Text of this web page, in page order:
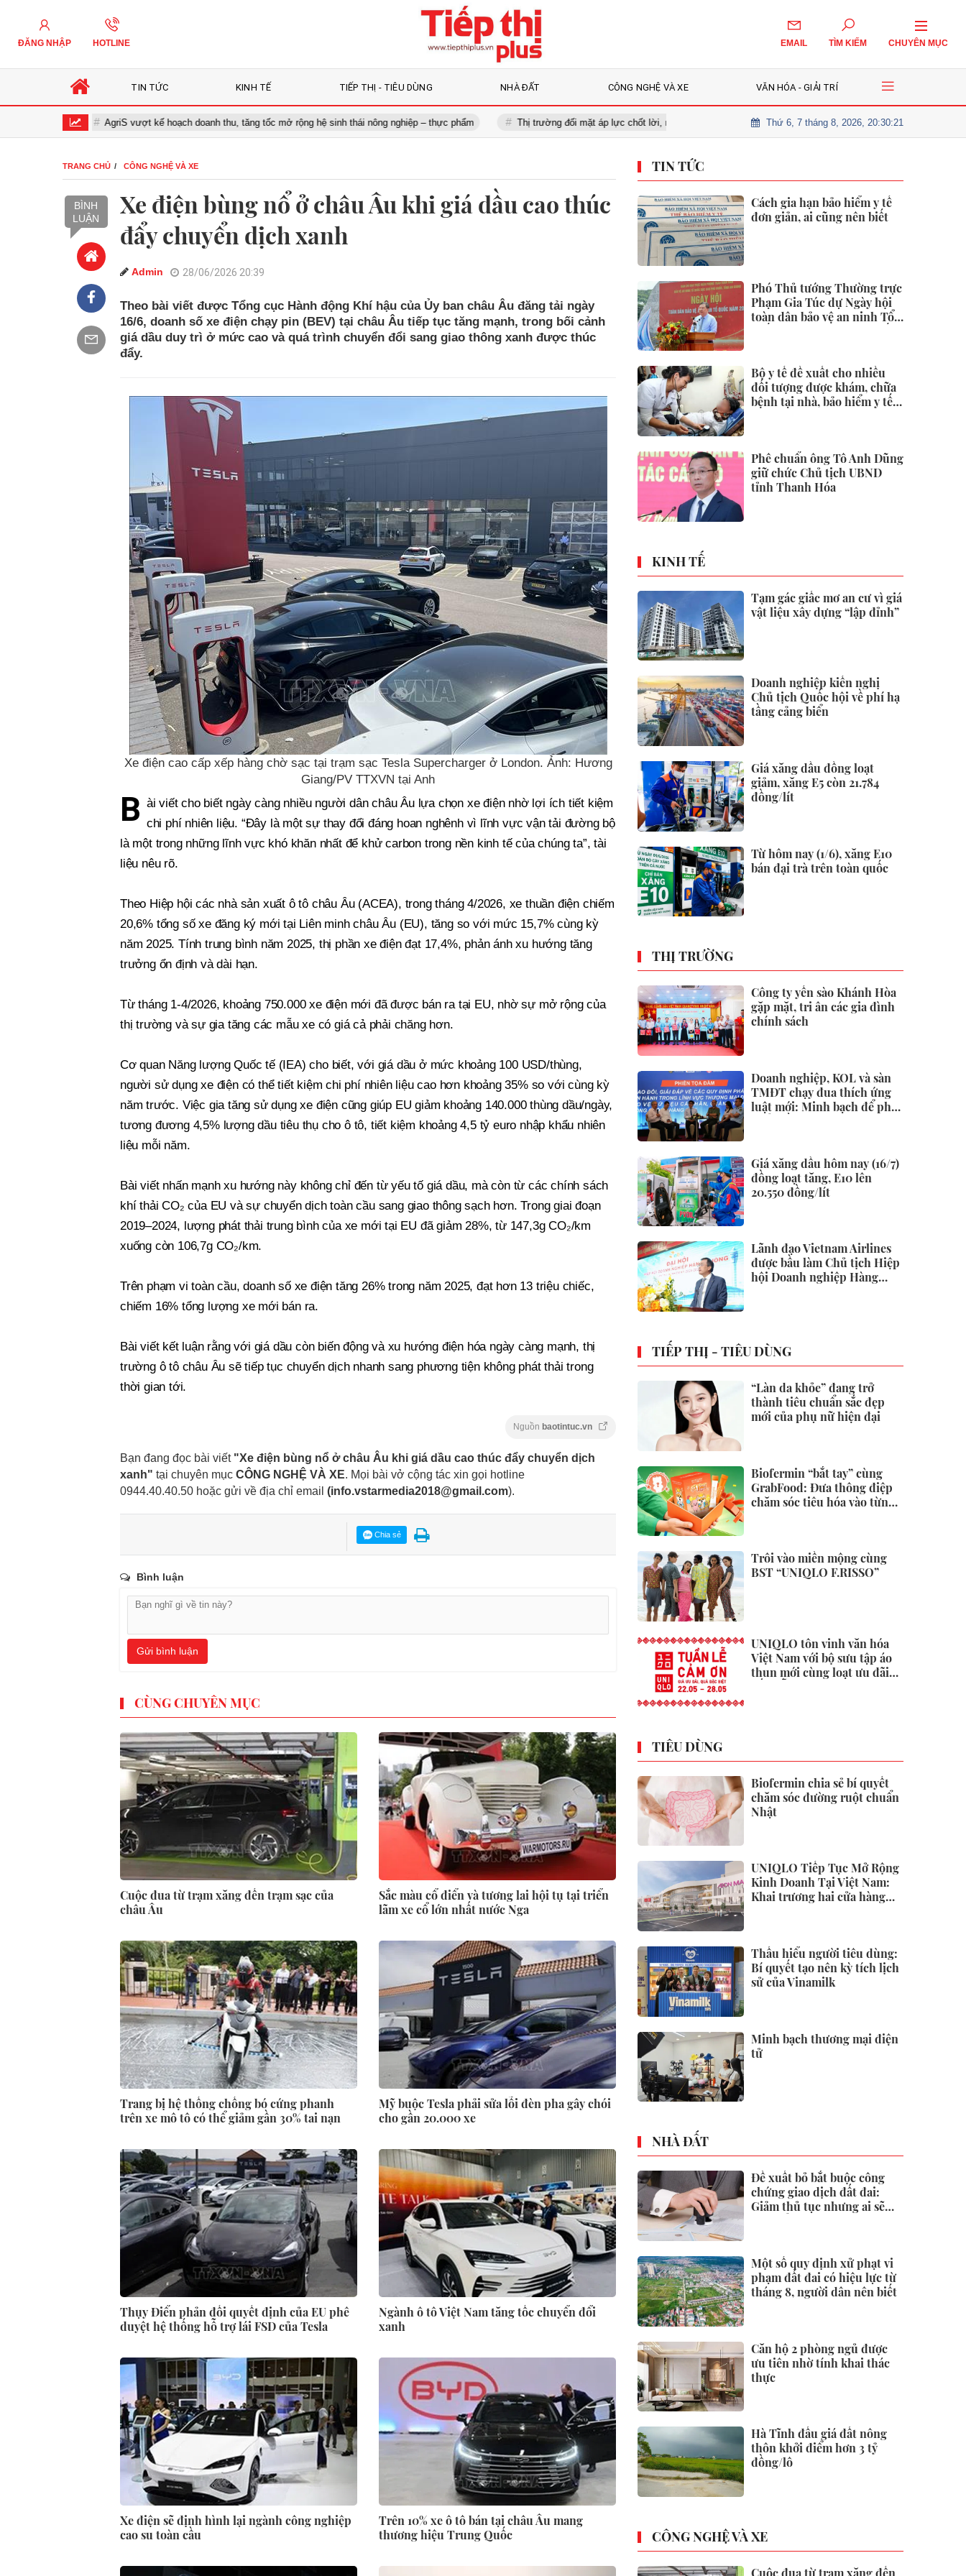
ĐĂNG NHẬP HOTLINE EMAIL TÌM KIẾM CHUYÊN MỤC
TIN TỨC KINH TẾ TIẾP THỊ - TIÊU DÙNG NHÀ ĐẤT CÔNG NGHỆ VÀ XE VĂN HÓA - GIẢI TRÍ
AgriS vượt kế hoạch doanh thu, tăng tốc mở rộng hệ sinh thái nông nghiệp – thực phẩm Thị trường đối mặt áp lực chốt lời, nên chờ nhịp điều chỉnh để giải ngân? Cô gái 26 tuổi tử vong vì nốt
Thứ 6, 7 tháng 8, 2026, 20:30:23
TRANG CHỦ CÔNG NGHỆ VÀ XE
BÌNH
LUẬN
Xe điện bùng nổ ở châu Âu khi giá dầu cao thúc
đẩy chuyển dịch xanh
Admin 28/06/2026 20:39
Theo bài viết được Tổng cục Hành động Khí hậu của Ủy ban châu Âu đăng tải ngày
16/6, doanh số xe điện chạy pin (BEV) tại châu Âu tiếp tục tăng mạnh, trong bối cảnh
giá dầu duy trì ở mức cao và quá trình chuyển đổi sang giao thông xanh được thúc
đẩy.
Xe điện cao cấp xếp hàng chờ sạc tại trạm sạc Tesla Supercharger ở London. Ảnh: Hương
Giang/PV TTXVN tại Anh
B ài viết cho biết ngày càng nhiều người dân châu Âu lựa chọn xe điện nhờ lợi ích tiết kiệm
chi phí nhiên liệu. “Đây là một sự thay đổi đáng hoan nghênh vì lĩnh vực vận tải đường bộ
là một trong những lĩnh vực khó khăn nhất để khử carbon trong nền kinh tế của chúng ta”, tài
liệu nêu rõ.
Theo Hiệp hội các nhà sản xuất ô tô châu Âu (ACEA), trong tháng 4/2026, xe thuần điện chiếm
20,6% tổng số xe đăng ký mới tại Liên minh châu Âu (EU), tăng so với mức 15,7% cùng kỳ
năm 2025. Tính trung bình năm 2025, thị phần xe điện đạt 17,4%, phản ánh xu hướng tăng
trưởng ổn định và dài hạn.
Từ tháng 1-4/2026, khoảng 750.000 xe điện mới đã được bán ra tại EU, nhờ sự mở rộng của
thị trường và sự gia tăng các mẫu xe có giá cả phải chăng hơn.
Cơ quan Năng lượng Quốc tế (IEA) cho biết, với giá dầu ở mức khoảng 100 USD/thùng,
người sử dụng xe điện có thể tiết kiệm chi phí nhiên liệu cao hơn khoảng 35% so với cùng kỳ
năm trước. Việc gia tăng sử dụng xe điện cũng giúp EU giảm khoảng 140.000 thùng dầu/ngày,
tương đương 4,5% lượng dầu tiêu thụ cho ô tô, tiết kiệm khoảng 4,5 tỷ euro nhập khẩu nhiên
liệu mỗi năm.
Bài viết nhấn mạnh xu hướng này không chỉ đến từ yếu tố giá dầu, mà còn từ các chính sách
khí thải CO₂ của EU và sự chuyển dịch toàn cầu sang giao thông sạch hơn. Trong giai đoạn
2019–2024, lượng phát thải trung bình của xe mới tại EU đã giảm 28%, từ 147,3g CO₂/km
xuống còn 106,7g CO₂/km.
Trên phạm vi toàn cầu, doanh số xe điện tăng 26% trong năm 2025, đạt hơn 13 triệu chiếc,
chiếm 16% tổng lượng xe mới bán ra.
Bài viết kết luận rằng với giá dầu còn biến động và xu hướng điện hóa ngày càng mạnh, thị
trường ô tô châu Âu sẽ tiếp tục chuyển dịch nhanh sang phương tiện không phát thải trong
thời gian tới.
Nguồn baotintuc.vn
Bạn đang đọc bài viết "Xe điện bùng nổ ở châu Âu khi giá dầu cao thúc đẩy chuyển dịch
xanh" tại chuyên mục CÔNG NGHỆ VÀ XE. Mọi bài vở cộng tác xin gọi hotline
0944.40.40.50 hoặc gửi về địa chỉ email (info.vstarmedia2018@gmail.com).
Chia sẻ
Bình luận
Gửi bình luận
CÙNG CHUYÊN MỤC
Cuộc đua từ trạm xăng đến trạm sạc của
châu Âu
Sắc màu cổ điển và tương lai hội tụ tại triển
lãm xe cổ lớn nhất nước Nga
Trang bị hệ thống chống bó cứng phanh
trên xe mô tô có thể giảm gần 30% tai nạn
Mỹ buộc Tesla phải sửa lỗi đèn pha gây chói
cho gần 20.000 xe
Thụy Điển phản đối quyết định của EU phê
duyệt hệ thống hỗ trợ lái FSD của Tesla
Ngành ô tô Việt Nam tăng tốc chuyển đổi
xanh
Xe điện sẽ định hình lại ngành công nghiệp
cao su toàn cầu
Trên 10% xe ô tô bán tại châu Âu mang
thương hiệu Trung Quốc
TIN TỨC
Cách gia hạn bảo hiểm y tế
đơn giản, ai cũng nên biết
Phó Thủ tướng Thường trực
Phạm Gia Túc dự Ngày hội
toàn dân bảo vệ an ninh Tổ
Bộ y tế đề xuất cho nhiều
đối tượng được khám, chữa
bệnh tại nhà, bảo hiểm y tế
Phê chuẩn ông Tô Anh Dũng
giữ chức Chủ tịch UBND
tỉnh Thanh Hóa
KINH TẾ
Tạm gác giấc mơ an cư vì giá
vật liệu xây dựng “lập đỉnh”
Doanh nghiệp kiến nghị
Chủ tịch Quốc hội về phí hạ
tầng cảng biển
Giá xăng dầu đồng loạt
giảm, xăng E5 còn 21.784
đồng/lít
Từ hôm nay (1/6), xăng E10
bán đại trà trên toàn quốc
THỊ TRƯỜNG
Công ty yến sào Khánh Hòa
gặp mặt, tri ân các gia đình
chính sách
Doanh nghiệp, KOL và sàn
TMĐT chạy đua thích ứng
luật mới: Minh bạch để phát
Giá xăng dầu hôm nay (16/7)
đồng loạt tăng, E10 lên
20.550 đồng/lít
Lãnh đạo Vietnam Airlines
được bầu làm Chủ tịch Hiệp
hội Doanh nghiệp Hàng
TIẾP THỊ - TIÊU DÙNG
“Làn da khỏe” đang trở
thành tiêu chuẩn sắc đẹp
mới của phụ nữ hiện đại
Biofermin “bắt tay” cùng
GrabFood: Đưa thông điệp
chăm sóc tiêu hóa vào từng
Trôi vào miền mộng cùng
BST “UNIQLO F.RISSO”
UNIQLO tôn vinh văn hóa
Việt Nam với bộ sưu tập áo
thun mới cùng loạt ưu đãi
TIÊU DÙNG
Biofermin chia sẻ bí quyết
chăm sóc đường ruột chuẩn
Nhật
UNIQLO Tiếp Tục Mở Rộng
Kinh Doanh Tại Việt Nam:
Khai trương hai cửa hàng
Thấu hiểu người tiêu dùng:
Bí quyết tạo nên kỳ tích lịch
sử của Vinamilk
Minh bạch thương mại điện
tử
NHÀ ĐẤT
Đề xuất bỏ bắt buộc công
chứng giao dịch đất đai:
Giảm thủ tục nhưng ai sẽ
Một số quy định xử phạt vi
phạm đất đai có hiệu lực từ
tháng 8, người dân nên biết
Căn hộ 2 phòng ngủ được
ưu tiên nhờ tính khai thác
thực
Hà Tĩnh đấu giá đất nông
thôn khởi điểm hơn 3 tỷ
đồng/lô
CÔNG NGHỆ VÀ XE
Cuộc đua từ trạm xăng đến